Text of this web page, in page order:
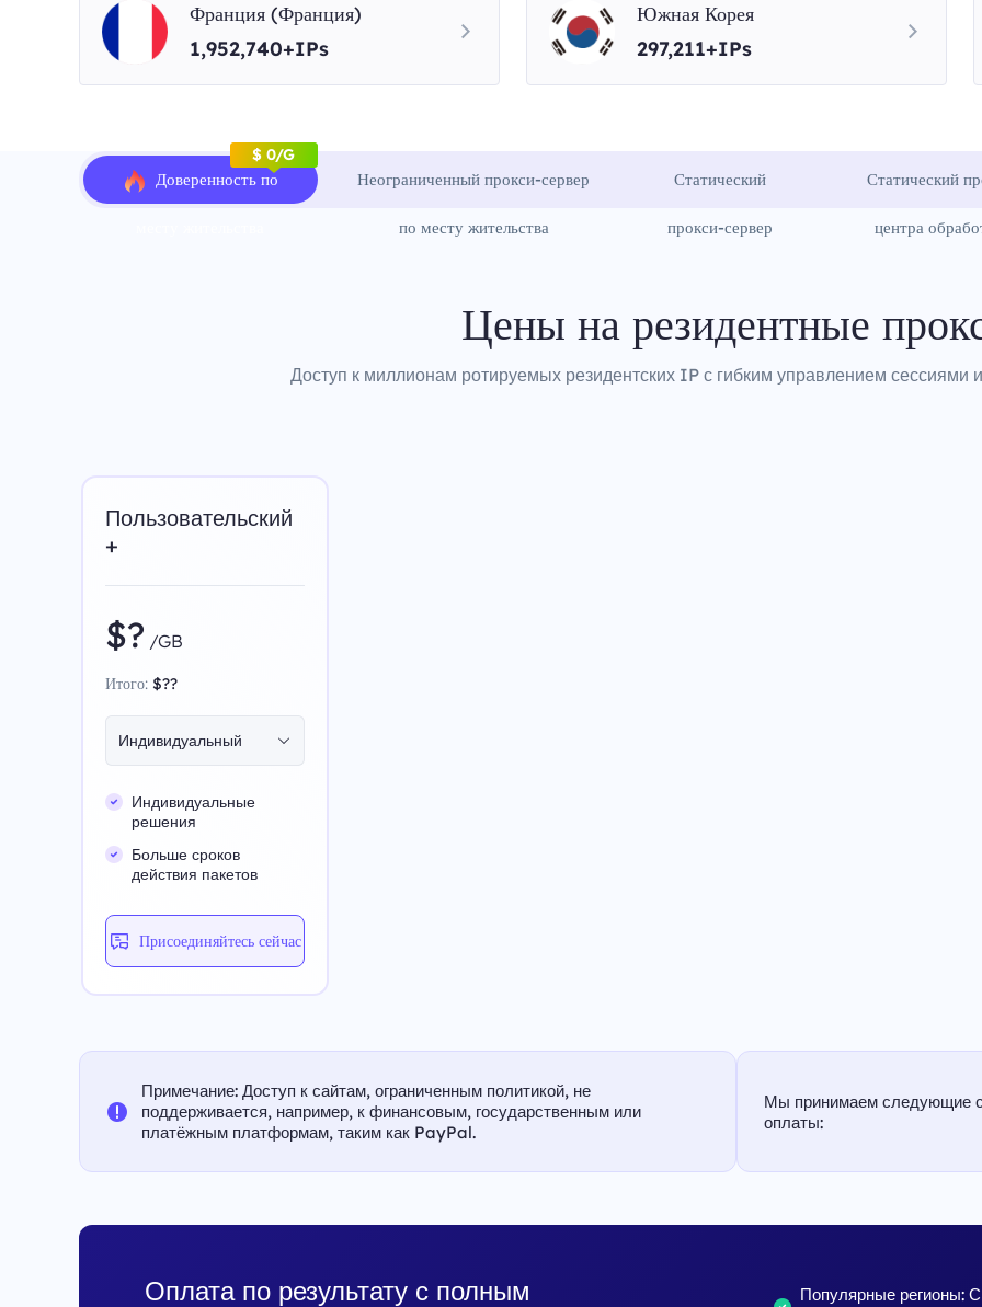
Франция (Франция)
1,952,740+IPs
Южная Корея
297,211+IPs
Доверенность по
$ 0/G
Неограниченный прокси-сервер
по месту жительства
Статический
прокси-сервер
Статический
центра
Цены на резидентные
Доступ к миллионам ротируемых резидентских IP с гибким управлением сессиями
Пользовательский
+
$? /GB
Итого: $??
Индивидуальный
Индивидуальные
решения
Больше сроков
действия пакетов
Присоединяйтесь сейчас
Примечание: Доступ к сайтам, ограниченным политикой, не
поддерживается, например, к финансовым, государственным или
платёжным платформам, таким как PayPal.
Мы принимаем следующие
оплаты:
Оплата по результату с полным Популярные регионы: